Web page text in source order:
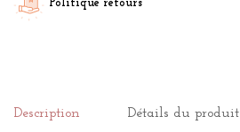
Politique retours
Description Détails du produit